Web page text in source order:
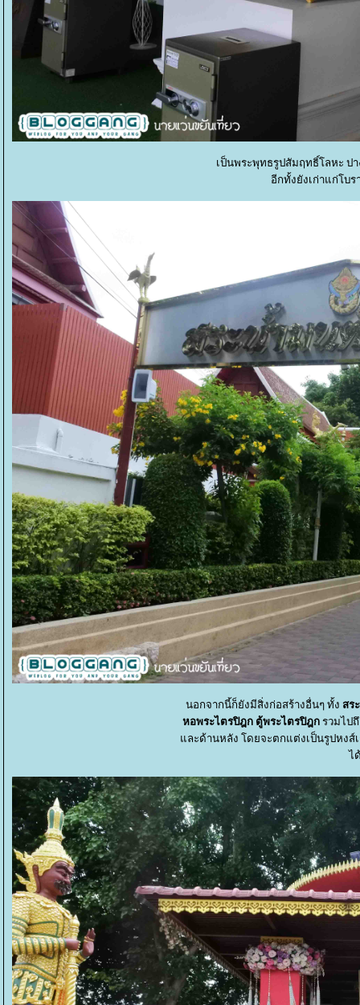
เป็นพระพุทธรูปสัมฤทธิ์โลหะ ป
อีกทั้งยังเก่าแก่โบ
นอกจากนี้ก็ยังมีสิ่งก่อสร้างอื่นๆ ทั้ง สร
หอพระไตรปิฎก ตู้พระไตรปิฎกรวมไป
ละด้านหลัง โดยจะตกแต่งเป็นรูปหงส์
ไ